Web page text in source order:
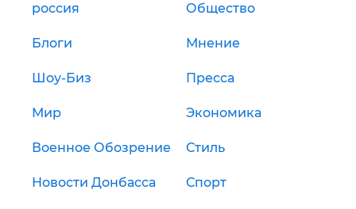
россия Общество
Блоги Мнение
Шоу-Биз Пресса
Мир Экономика
Военное Обозрение Стиль
Новости Донбасса Спорт